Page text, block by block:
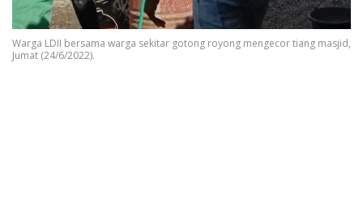
Warga LDII bersama warga sekitar gotong royong mengecor tiang masjid,
Jumat (24/6/2022).